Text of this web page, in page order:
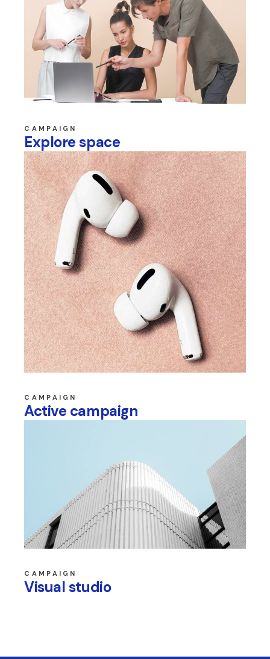
CAMPAIGN
Explore space
CAMPAIGN
Active campaign
CAMPAIGN
Visual studio